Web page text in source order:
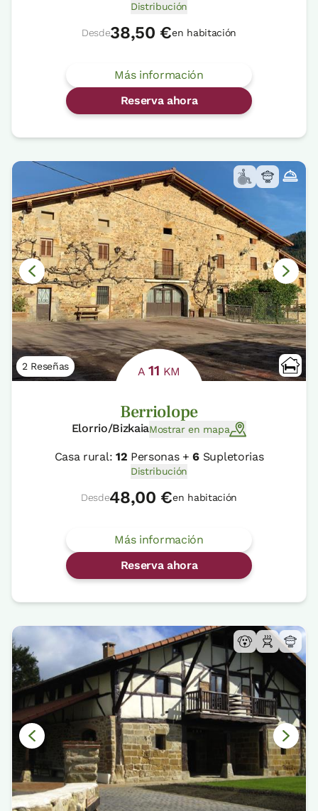
Distribución
Desde38,50 €en habitación
Más información
Reserva ahora
2 Reseñas A11 KM
Berriolope
Elorrio/BizkaiaMostrar en mapa
Casa rural: 12 Personas +6 Supletorias
Distribución
Desde48,00 €en habitación
Más información
Reserva ahora